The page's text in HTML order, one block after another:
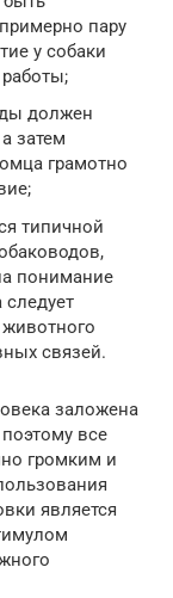
пару
у собаки
должен
затем
грамотно
типичной
понимание
связей.
заложена
все
громким и
является